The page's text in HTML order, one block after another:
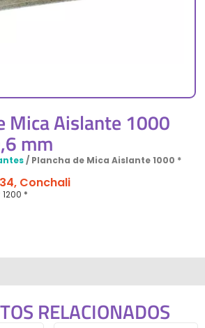
Mica Aislante 1000
mm
/ Plancha de Mica Aislante 1000 *
Conchali
*
RELACIONADOS